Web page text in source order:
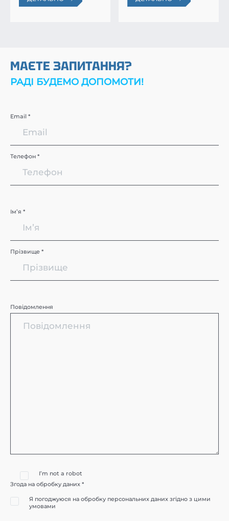
МАЄТЕ ЗАПИТАННЯ?
РАДІ БУДЕМО ДОПОМОТИ!
Email *
Телефон *
Імʼя *
Прізвище *
Повідомлення
I’m not a robot
Згода на обробку даних *
Я погоджуюся на обробку персональних даних згідно з цими
умовами